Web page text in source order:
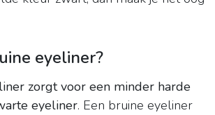
eyeliner?
zorgt voor een minder harde
eyeliner. Een bruine eyeliner